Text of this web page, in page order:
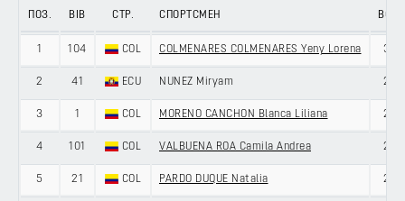
ПОЗ. BIB СТР. СПОРТСМЕН ВОЗ.
1 104 COL COLMENARES COLMENARES Yeny Lorena 30
2 41 ECU NUNEZ Miryam 27
3 1 COL MORENO CANCHON Blanca Liliana 29
4 101 COL VALBUENA ROA Camila Andrea 24
5 21 COL PARDO DUQUE Natalia 28